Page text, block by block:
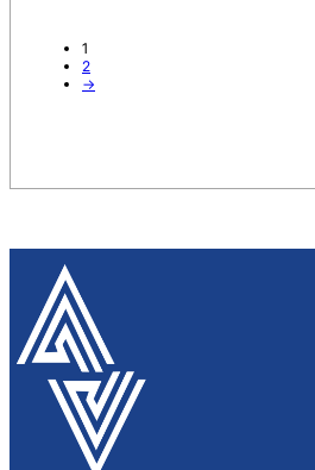
1
2
→